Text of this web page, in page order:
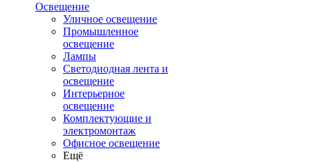
Освещение
Уличное освещение
Промышленное
освещение
Лампы
Светодиодная лента и
освещение
Интерьерное
освещение
Комплектующие и
электромонтаж
Офисное освещение
Ещё